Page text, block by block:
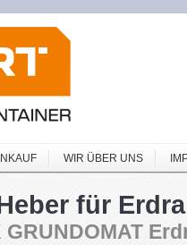
WIR ÜBER UNS
für
GRUNDOMAT